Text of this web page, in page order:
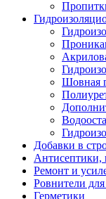
Шовная
Добавки в
Антисептики,
Ремонт и
Ровнители
Герметики